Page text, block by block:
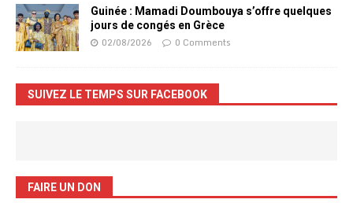
Guinée : Mamadi Doumbouya s’offre quelques
jours de congés en Grèce
02/08/2026 0 Comments
SUIVEZ LE TEMPS SUR FACEBOOK
FAIRE UN DON